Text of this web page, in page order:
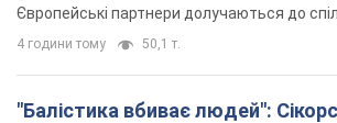
Європейські партнери долучаються до
4 години тому 50,1 т.
"Балістика вбиває людей":